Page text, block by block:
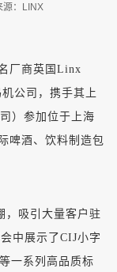
源：LINX
厂商英国Linx
公司，携手其上
）参加位于上海
啤酒、饮料制造包
，吸引大量客户驻
中展示了CIJ小字
一系列高品质标